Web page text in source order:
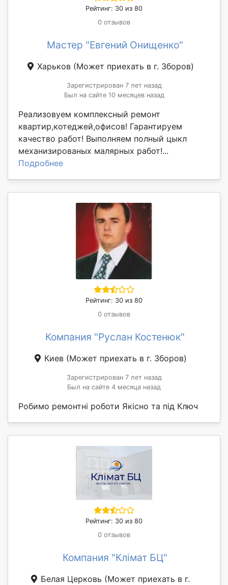
Рейтинг: 30 из 80
0 отзывов
Мастер "Евгений Онищенко"
Харьков (Может приехать в г. Зборов)
Зарегистрирован 7 лет назад
Был на сайте 10 месяцев назад
Реализовуем комплексный ремонт
квартир,котеджей,офисов! Гарантируем
качество работ! Выполняем полный цыкл
механизированых малярных работ!...
Подробнее
Рейтинг: 30 из 80
0 отзывов
Компания "Руслан Костенюк"
Киев (Может приехать в г. Зборов)
Зарегистрирован 7 лет назад
Был на сайте 4 месяца назад
Робимо ремонтні роботи Якісно та під Ключ
Рейтинг: 30 из 80
0 отзывов
Компания "Клімат БЦ"
Белая Церковь (Может приехать в г.